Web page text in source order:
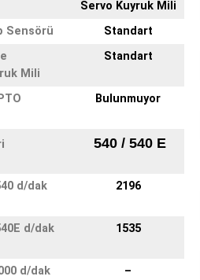
Servo Kuyruk Mili
Sensörü
Standart
Mili
Standart
Bulunmuyor
540 / 540 E
d/dak
2196
d/dak
1535
d/dak
–